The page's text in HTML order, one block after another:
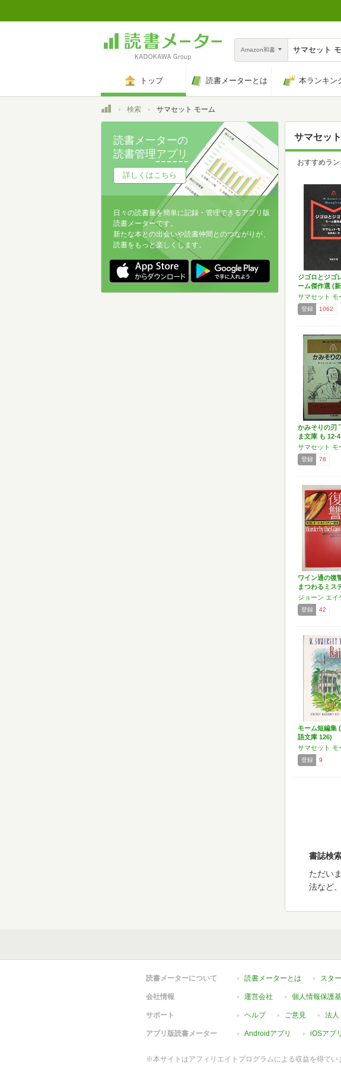
Amazon和書
トップ 読書メーターとは 本ランキン
トップ検索 サマセット モーム
サマセッ
おすすめラ
ジゴロとジゴ
ーム傑作選 (
サマセット モ
登録 1062
かみそりの刃
ま文庫 も 12-
サマセット モ
登録 78
ワイン通の復
まつわるミス
集
登録 42
モーム短編集
語文庫 126)
サマセット モ
登録 9
書誌検
ただい
法など
読書メーターの
読書管理アプリ
詳しくはこちら
日々の読書量を簡単に記録・管理できるアプリ版
読書メーターです。
新たな本との出会いや読書仲間とのつながりが、
読書をもっと楽しくします。
読書メーターについて 読書メーターとは スタ
会社情報 運営会社 個人情報保護
サポート ヘルプ ご意見 法人
アプリ版読書メーター Androidアプリ iOSアプリ
※本サイトはアフィリエイトプログラムによる収益を得てい